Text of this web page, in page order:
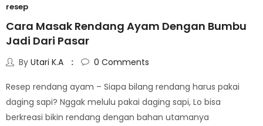
resep
Cara Masak Rendang Ayam Dengan Bumbu
Jadi Dari Pasar
By Utari K.A 0 Comments
Resep rendang ayam – Siapa bilang rendang harus pakai
daging sapi? Nggak melulu pakai daging sapi, Lo bisa
berkreasi bikin rendang dengan bahan utamanya